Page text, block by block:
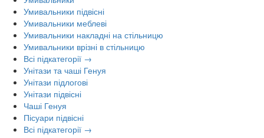
Умивальники підвісні
Умивальники меблеві
Умивальники накладні на стільницю
Умивальники врізні в стільницю
Всі підкатегорії →
Унітази та чаші Генуя
Унітази підлогові
Унітази підвісні
Чаші Генуя
Пісуари підвісні
Всі підкатегорії →